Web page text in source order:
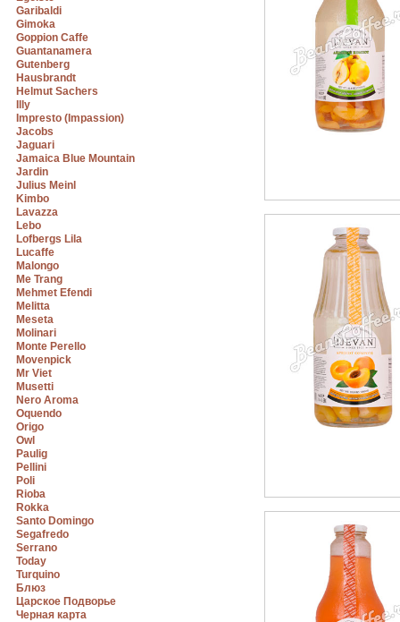
Garibaldi
Gimoka
Goppion Caffe
Guantanamera
Gutenberg
Hausbrandt
Helmut Sachers
Illy
Impresto (Impassion)
Jacobs
Jaguari
Jamaica Blue Mountain
Jardin
Julius Meinl
Kimbo
Lavazza
Lebo
Lofbergs Lila
Lucaffe
Malongo
Me Trang
Mehmet Efendi
Melitta
Meseta
Molinari
Monte Perello
Movenpick
Mr Viet
Musetti
Nero Aroma
Oquendo
Origo
Owl
Paulig
Pellini
Poli
Rioba
Rokka
Santo Domingo
Segafredo
Serrano
Today
Turquino
Блюз
Царское Подворье
Черная карта